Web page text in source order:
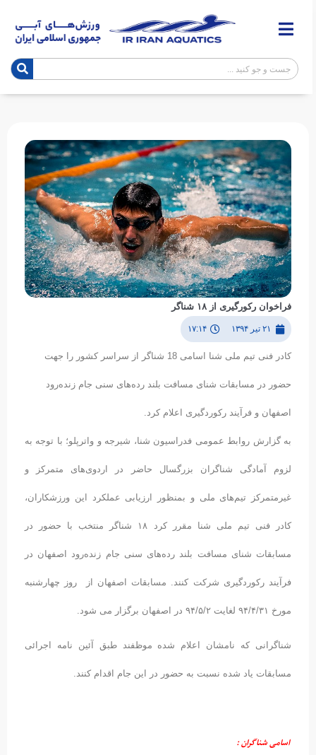
فراخوان رکورگیری از ۱۸ شناگر
۲۱ تیر ۱۳۹۴ ۱۷:۱۴
کادر فنی تیم ملی شنا اسامی 18 شناگر از سراسر کشور را جهت
حضور در مسابقات شنای مسافت بلند رده‌های سنی جام زنده‌رود
اصفهان و فرآیند رکوردگیری اعلام کرد.
به گزارش روابط عمومی فدراسیون شنا، شیرجه و واترپلو؛ با توجه به
لزوم آمادگی شناگران بزرگسال حاضر در اردوی‌های متمرکز و
غیرمتمرکز تیم‌های ملی و بمنظور ارزیابی عملکرد این ورزشکاران،
کادر فنی تیم ملی شنا مقرر کرد ۱۸ شناگر منتخب با حضور در
مسابقات شنای مسافت بلند رده‌های سنی جام زنده‌رود اصفهان در
فرآیند رکوردگیری شرکت کنند. مسابقات اصفهان از روز چهارشنبه
مورخ ۹۴/۴/۳۱ لغایت ۹۴/۵/۲ در اصفهان برگزار می شود.
شناگرانی که نامشان اعلام شده موظفند طبق آئین نامه اجرائی
مسابقات یاد شده نسبت به حضور در این جام اقدام کنند.
اسامی شناگران :